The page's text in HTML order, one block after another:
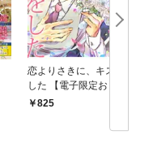
恋よりさきに、キスを
した 【電子限定おまけ
付き】
825